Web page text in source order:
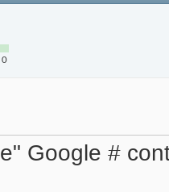
0
Google #